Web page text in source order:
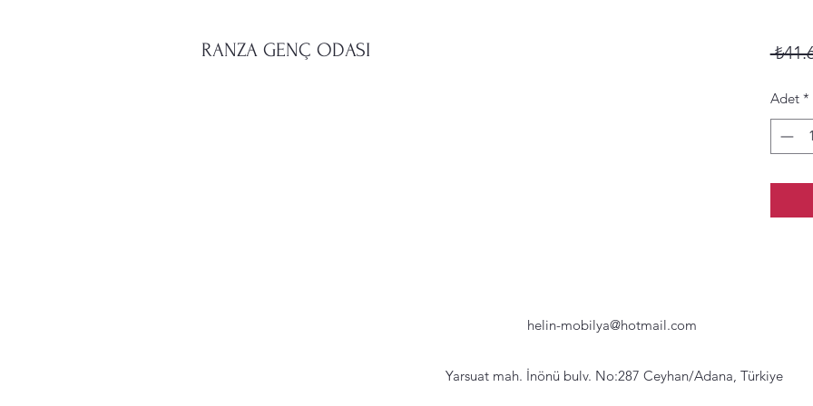
RANZA GENÇ ODASI
Adet *
helin-mobilya@hotmail.com
Yarsuat mah. İnönü bulv. No:287 Ceyhan/Adana, Türkiye